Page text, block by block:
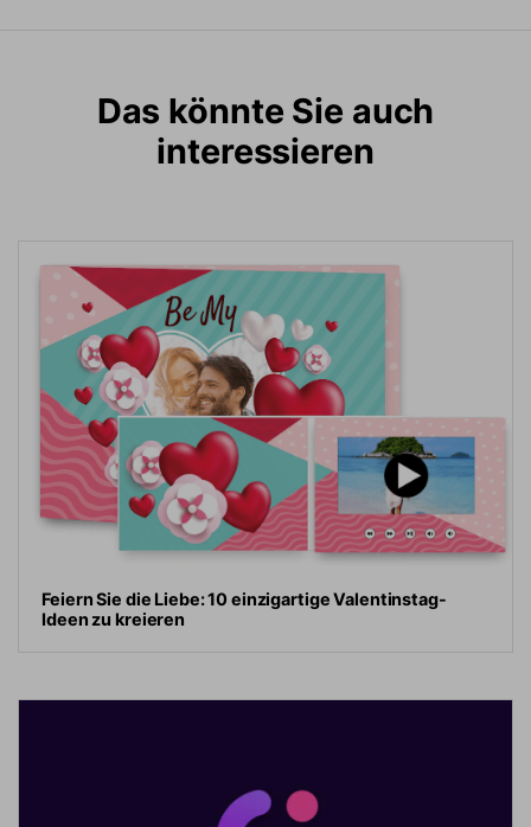
Das könnte Sie auch
interessieren
Feiern Sie die Liebe: 10 einzigartige Valentinstag-
Ideen zu kreieren